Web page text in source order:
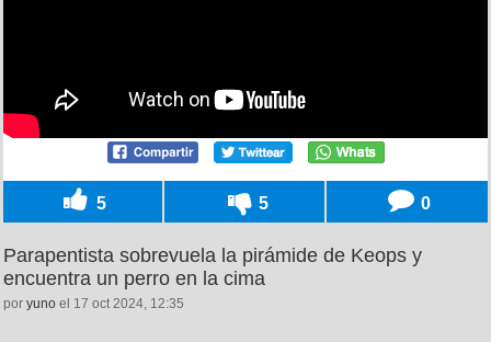
5 5 0
Parapentista sobrevuela la pirámide de Keops y
encuentra un perro en la cima
por yuno el 17 oct 2024, 12:35